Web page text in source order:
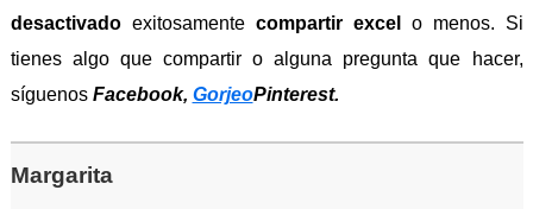
desactivado exitosamente compartir excel o menos. Si
tienes algo que compartir o alguna pregunta que hacer,
síguenos Facebook, GorjeoPinterest.
Margarita